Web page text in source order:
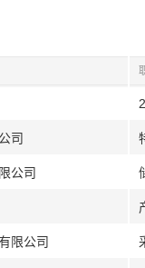
司
公司
限公司